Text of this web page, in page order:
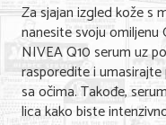
Za sjajan izgled kože s
nanesite svoju
NIVEA Q10 serum uz
rasporedite i
sa očima. Takođe,
lica kako biste